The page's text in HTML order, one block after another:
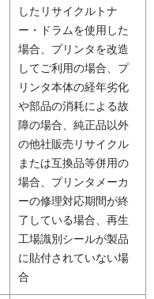
したリサイクルトナ
ー・ドラムを使用した
場合、プリンタを改造
してご利用の場合、プ
リンタ本体の経年劣化
や部品の消耗による故
障の場合、純正品以外
の他社販売リサイクル
または互換品等併用の
場合、プリンタメーカ
ーの修理対応期間が終
了している場合、再生
工場識別シールが製品
に貼付されていない場
合